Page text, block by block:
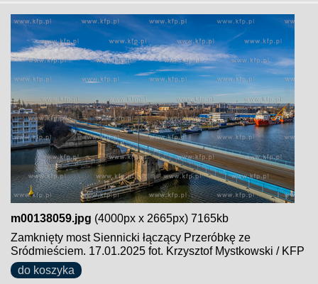
m00138059.jpg (4000px x 2665px) 7165kb
Zamknięty most Siennicki łączący Przeróbkę ze
Sródmieściem. 17.01.2025 fot. Krzysztof Mystkowski / KFP
do koszyka